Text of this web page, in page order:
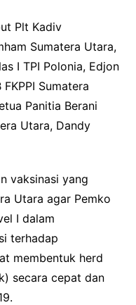
Plt Kadiv
Sumatera Utara,
I TPI Polonia, Edjon
Sumatera
Panitia Berani
Utara, Dandy
vaksinasi yang
Utara agar Pemko
I dalam
terhadap
membentuk herd
secara cepat dan